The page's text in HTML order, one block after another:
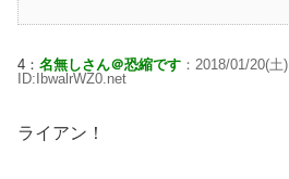
4： 名無しさん＠恐縮です ：2018/01/20(
ID:IbwalrWZ0.net
ライアン！